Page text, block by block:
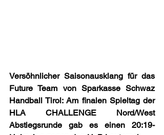
Versöhnlicher Saisonausklang für das
Future Team von Sparkasse Schwaz
Handball Tirol: Am finalen Spieltag der
HLA CHALLENGE Nord/West
Abstiegsrunde gab es einen 20:19-